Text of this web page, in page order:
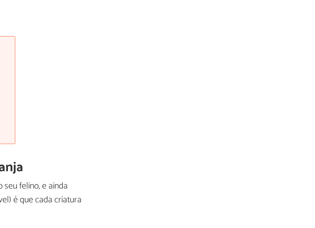
felino, e ainda
é que cada criatura